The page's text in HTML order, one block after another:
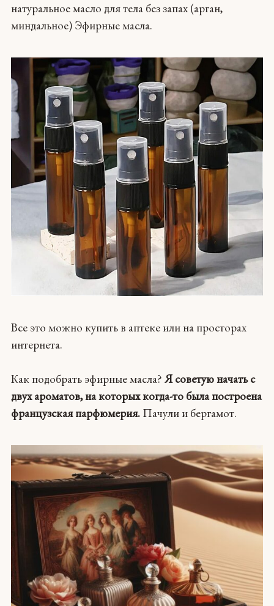
натуральное масло для тела без запах (арган,
миндальное) Эфирные масла.
Все это можно купить в аптеке или на просторах
интернета.
Как подобрать эфирные масла? Я советую начать с
двух ароматов, на которых когда-то была построена
французская парфюмерия. Пачули и бергамот.